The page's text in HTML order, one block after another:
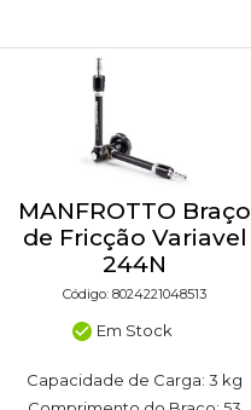
MANFROTTO Braço
de Fricção Variavel
244N
Código: 8024221048513
Em Stock
Capacidade de Carga: 3 kg